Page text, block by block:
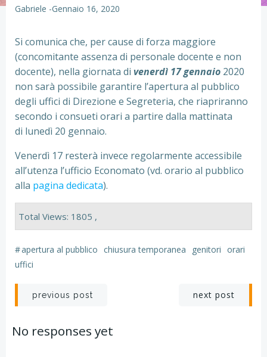
Gabriele -Gennaio 16, 2020
Si comunica che, per cause di forza maggiore
(concomitante assenza di personale docente e non
docente), nella giornata di venerdì 17 gennaio 2020
non sarà possibile garantire l’apertura al pubblico
degli uffici di Direzione e Segreteria, che riapriranno
secondo i consueti orari a partire dalla mattinata
di lunedì 20 gennaio.
Venerdì 17 resterà invece regolarmente accessibile
all’utenza l’ufficio Economato (vd. orario al pubblico
alla pagina dedicata).
Total Views: 1805 ,
#apertura al pubblico chiusura temporanea genitori orari
uffici
Navigazione
articoli
previous post
Navigazione
next post
No responses yet